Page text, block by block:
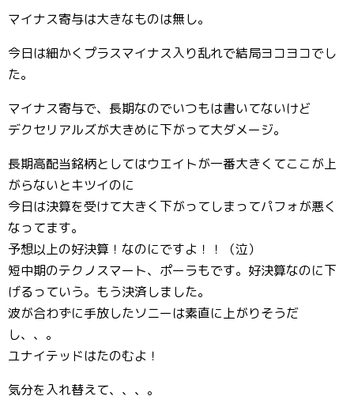
マイナス寄与は大きなものは無し。
今日は細かくプラスマイナス入り乱れで結局ヨコヨコでし
た。
マイナス寄与で、長期なのでいつもは書いてないけど
デクセリアルズが大きめに下がって大ダメージ。
長期高配当銘柄としてはウエイトが一番大きくてここが上
がらないとキツイのに
今日は決算を受けて大きく下がってしまってパフォが悪く
なってます。
予想以上の好決算！なのにですよ！！（泣）
短中期のテクノスマート、ポーラもです。好決算なのに下
げるっていう。もう決済しました。
波が合わずに手放したソニーは素直に上がりそうだ
し、、。
ユナイテッドはたのむよ！
気分を入れ替えて、、、。